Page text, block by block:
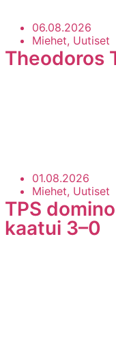
06.08.2026
Miehet, Uutiset
Theodoros
01.08.2026
Miehet, Uutiset
TPS
kaatui 3–0